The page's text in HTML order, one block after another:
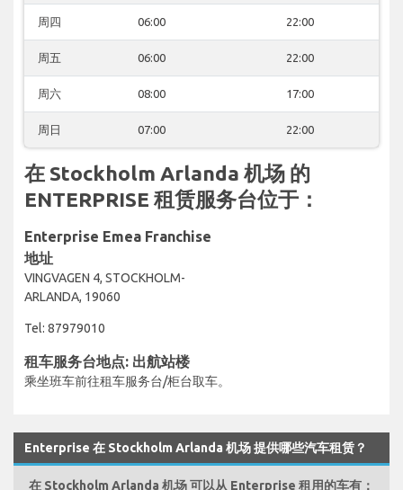
周四 06:00 22:00
周五 06:00 22:00
周六 08:00 17:00
周日 07:00 22:00
在 Stockholm Arlanda 机场 的
ENTERPRISE 租赁服务台位于：
Enterprise Emea Franchise
地址
VINGVAGEN 4, STOCKHOLM-
ARLANDA, 19060
Tel: 87979010
租车服务台地点: 出航站楼
乘坐班车前往租车服务台/柜台取车。
Enterprise 在 Stockholm Arlanda 机场 提供哪些汽车租赁？
在 Stockholm Arlanda 机场 可以从 Enterprise 租用的车有：